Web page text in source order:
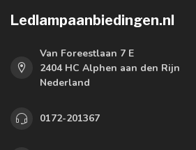
Ledlampaanbiedingen.nl
Van Foreestlaan 7 E
2404 HC Alphen aan den Rijn
Nederland
0172-201367